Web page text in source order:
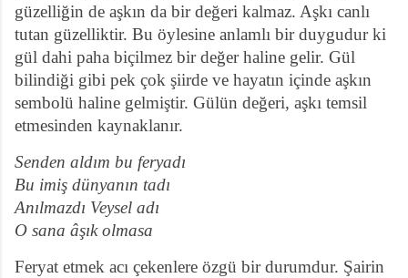
güzelliğin de aşkın da bir değeri kalmaz. Aşkı canlı
tutan güzelliktir. Bu öylesine anlamlı bir duygudur ki
gül dahi paha biçilmez bir değer haline gelir. Gül
bilindiği gibi pek çok şiirde ve hayatın içinde aşkın
sembolü haline gelmiştir. Gülün değeri, aşkı temsil
etmesinden kaynaklanır.
Senden aldım bu feryadı
Bu imiş dünyanın tadı
Anılmazdı Veysel adı
O sana âşık olmasa
Feryat etmek acı çekenlere özgü bir durumdur. Şairin